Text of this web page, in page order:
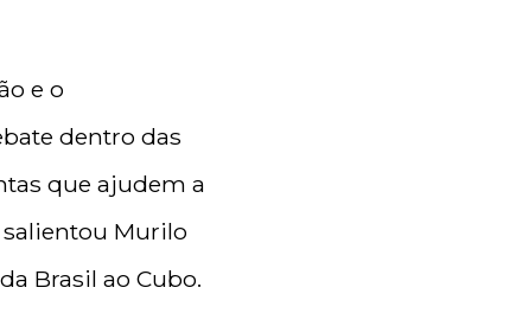
e o
dentro das
que ajudem a
Murilo
Brasil ao Cubo.